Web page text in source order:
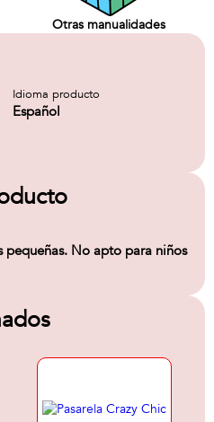
Otras manualidades
Idioma producto
Español
pequeñas. No apto para niños